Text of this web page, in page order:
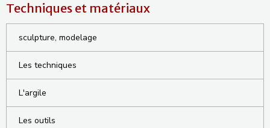
Techniques et matériaux
sculpture, modelage
Les techniques
L'argile
Les outils